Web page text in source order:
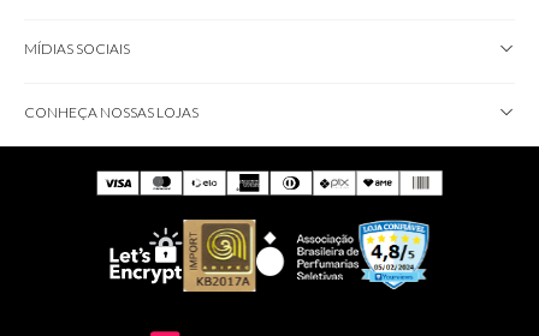
MÍDIAS SOCIAIS
CONHEÇA NOSSAS LOJAS